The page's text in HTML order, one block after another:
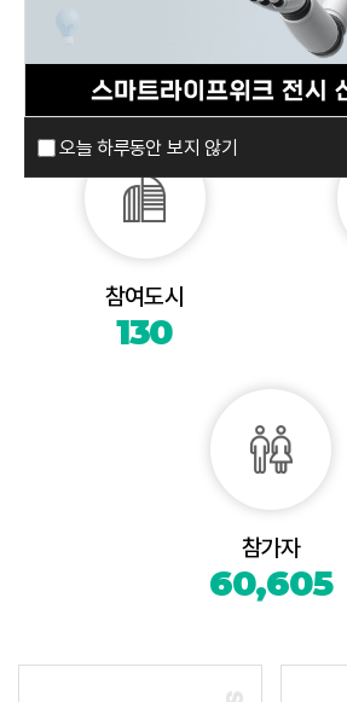
오늘 하루동안 보지 않기
2025 실
2025
참여도시
130
참가자
60,605